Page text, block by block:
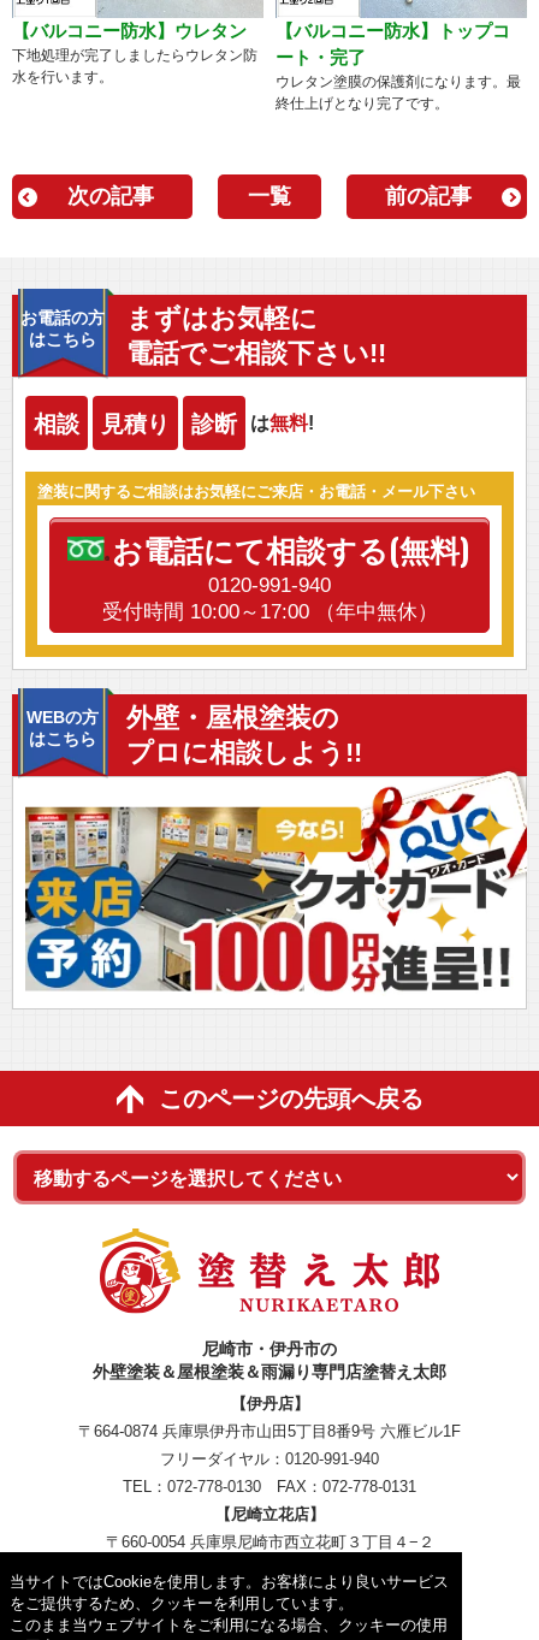
当サイトではCookieを使用します。お客様により良いサービス
をご提供するため、クッキーを利用しています。
このまま当ウェブサイトをご利用になる場合、クッキーの使用
【バルコニー防水】ウレタン
下地処理が完了しましたらウレタン防
水を行います。
【バルコニー防水】トップコ
ート・完了
ウレタン塗膜の保護剤になります。最
終仕上げとなり完了です。
次の記事 一覧 前の記事
お電話の方
はこちら
まずはお気軽に
電話でご相談下さい!!
相談 見積り 診断 は無料!
塗装に関するご相談はお気軽にご来店・お電話・メール下さい
お電話にて相談する(無料)
0120-991-940
受付時間 10:00～17:00 （年中無休）
WEBの方
はこちら
外壁・屋根塗装の
プロに相談しよう!!
このページの先頭へ戻る
尼崎市・伊丹市の
外壁塗装＆屋根塗装＆雨漏り専門店塗替え太郎
【伊丹店】
〒664-0874 兵庫県伊丹市山田5丁目8番9号 六雁ビル1F
フリーダイヤル： 0120-991-940
TEL： 072-778-0130 FAX：072-778-0131
【尼崎立花店】
〒660-0054 兵庫県尼崎市西立花町３丁目４−２